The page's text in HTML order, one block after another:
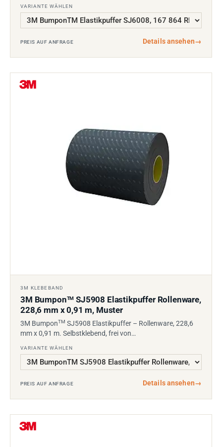
VARIANTE WÄHLEN
PREIS AUF ANFRAGE Details ansehen→
3M KLEBEBAND
3M BumponTM SJ5908 Elastikpuffer Rollenware,
228,6 mm x 0,91 m, Muster
3M BumponTM SJ5908 Elastikpuffer – Rollenware, 228,6
mm x 0,91 m. Selbstklebend, frei von…
VARIANTE WÄHLEN
PREIS AUF ANFRAGE Details ansehen→